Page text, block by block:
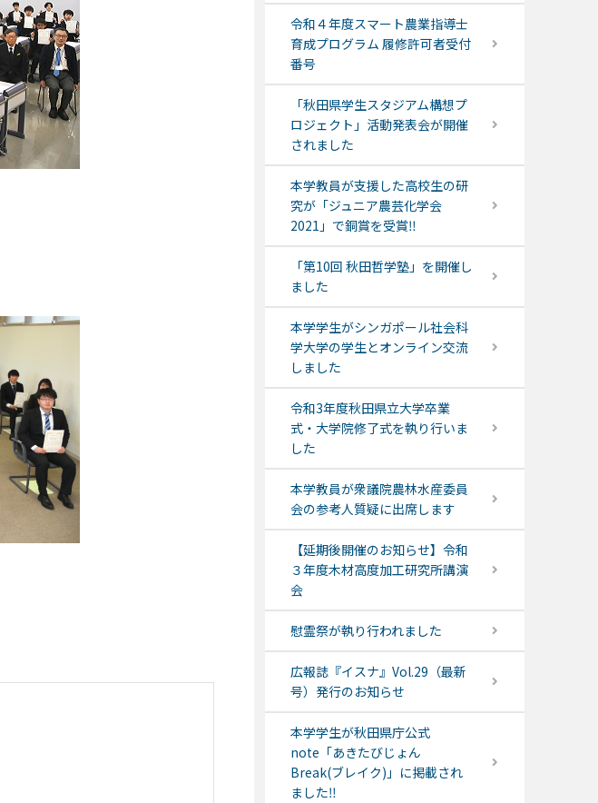
令和４年度スマート農業指導士
育成プログラム 履修許可者受付
番号
「秋田県学生スタジアム構想プ
ロジェクト」活動発表会が開催
されました
本学教員が支援した高校生の研
究が「ジュニア農芸化学会
2021」で銅賞を受賞‼
「第10回 秋田哲学塾」を開催し
ました
本学学生がシンガポール社会科
学大学の学生とオンライン交流
しました
令和3年度秋田県立大学卒業
式・大学院修了式を執り行いま
した
本学教員が衆議院農林水産委員
会の参考人質疑に出席します
【延期後開催のお知らせ】令和
３年度木材高度加工研究所講演
会
慰霊祭が執り行われました
広報誌『イスナ』Vol.29（最新
号）発行のお知らせ
本学学生が秋田県庁公式
note「あきたびじょん
Break(ブレイク)」に掲載され
ました‼